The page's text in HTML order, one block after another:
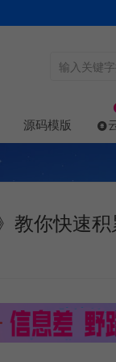
源码模版
教你快速积